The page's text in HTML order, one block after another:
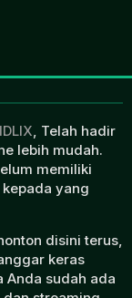
IDLIX, Telah hadir
lebih mudah.
memiliki
yang
disini terus,
keras
sudah ada